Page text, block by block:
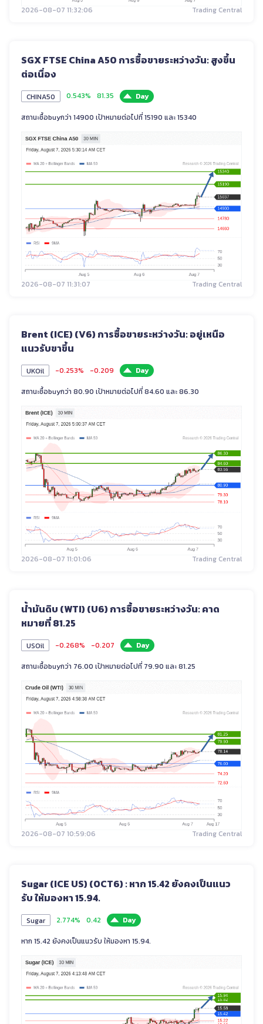
2026-08-07 11:32:06 Trading Central
SGX FTSE China A50 การซื้อขายระหว่างวัน: สูงขึ้น
ต่อเนื่อง
CHINA50 0.543% 81.35
Day
สถานะซื้อbuyกว่า 14900 เป้าหมายต่อไปที่ 15190 และ 15340
2026-08-07 11:31:07 Trading Central
Brent (ICE) (V6) การซื้อขายระหว่างวัน: อยู่เหนือ
แนวรับขาขึ้น
UKOil -0.253% -0.209
Day
สถานะซื้อbuyกว่า 80.90 เป้าหมายต่อไปที่ 84.60 และ 86.30
2026-08-07 11:01:06 Trading Central
น้ำมันดิบ (WTI) (U6) การซื้อขายระหว่างวัน: คาด
หมายที่ 81.25
USOil -0.268% -0.207
Day
สถานะซื้อbuyกว่า 76.00 เป้าหมายต่อไปที่ 79.90 และ 81.25
2026-08-07 10:59:06 Trading Central
Sugar (ICE US) (OCT6) : หาก 15.42 ยังคงเป็นแนว
รับ ให้มองหา 15.94.
Sugar 2.774% 0.42
Day
หาก 15.42 ยังคงเป็นแนวรับ ให้มองหา 15.94.